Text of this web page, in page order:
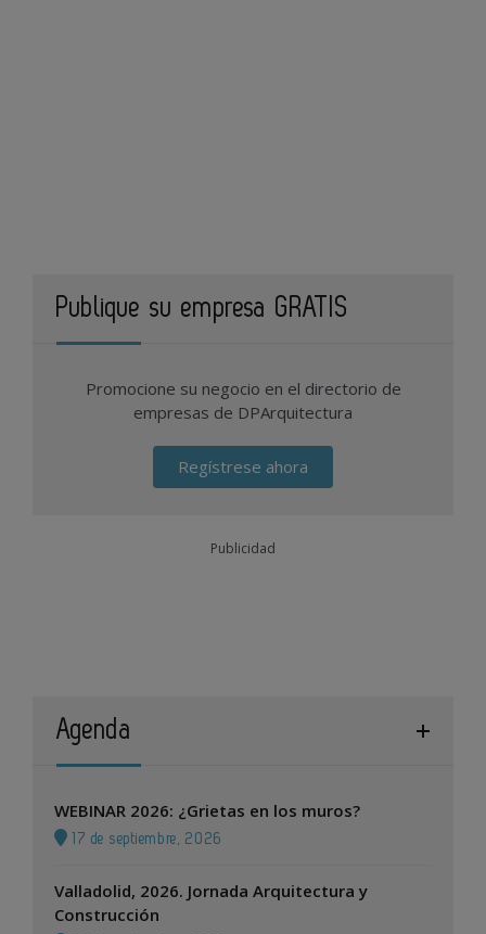
Publique su empresa GRATIS
Promocione su negocio en el directorio de
empresas de DPArquitectura
Regístrese ahora
Publicidad
Agenda
WEBINAR 2026: ¿Grietas en los muros?
17 de septiembre, 2026
Valladolid, 2026. Jornada Arquitectura y
Construcción